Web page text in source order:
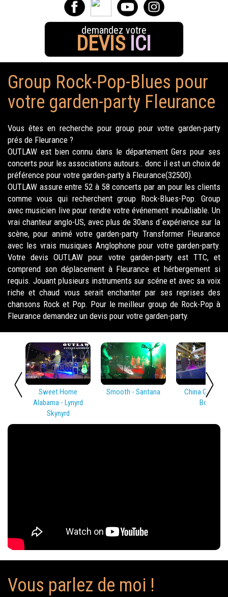
demandez votre
DEVIS ICI
Group Rock-Pop-Blues pour
votre garden-party Fleurance
Vous êtes en recherche pour group pour votre garden-party
prés de Fleurance ?
OUTLAW est bien connu dans le département Gers pour ses
concerts pour les associations autours.. donc il est un choix de
préférence pour votre garden-party à Fleurance(32500).
OUTLAW assure entre 52 à 58 concerts par an pour les clients
comme vous qui recherchent group Rock-Blues-Pop. Group
avec musicien live pour rendre votre événement inoubliable. Un
vrai chanteur anglo-US, avec plus de 30ans d´expérience sur la
scène, pour animé votre garden-party Transformer Fleurance
avec les vrais musiques Anglophone pour votre garden-party.
Votre devis OUTLAW pour votre garden-party est TTC, et
comprend son déplacement à Fleurance et hérbergement si
requis. Jouant plusieurs instruments sur scéne et avec sa voix
riche et chaud vous serait enchanter par ses reprises des
chansons Rock et Pop. Pour le meilleur group de Rock-Pop à
Fleurance demandez un devis pour votre garden-party.
Sweet Home
Alabama - Lynyrd
Skynyrd
Smooth - Santana
China Girl -
Bowie
Vous parlez de moi !